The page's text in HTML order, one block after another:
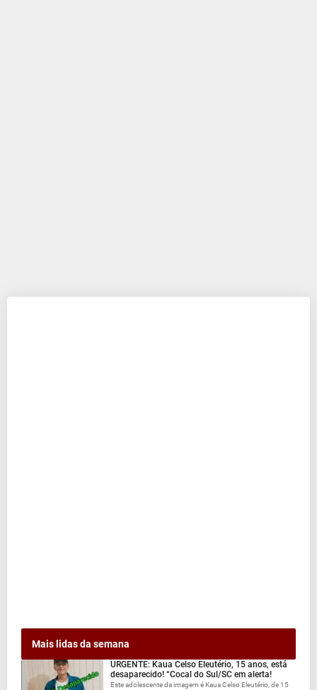
Mais lidas da semana
URGENTE: Kaua Celso Eleutério, 15 anos, está
desaparecido! “Cocal do Sul/SC em alerta!
Este adolescente da imagem é Kaua Celso Eleutério, de 15